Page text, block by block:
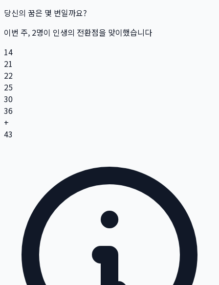
당신의 꿈은 몇 번일까요?
이번 주, 2명이 인생의 전환점을 맞이했습니다
14
21
22
25
30
36
+
43